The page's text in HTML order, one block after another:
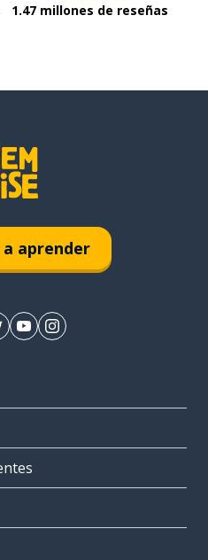
1.47 millones de reseñas
a aprender